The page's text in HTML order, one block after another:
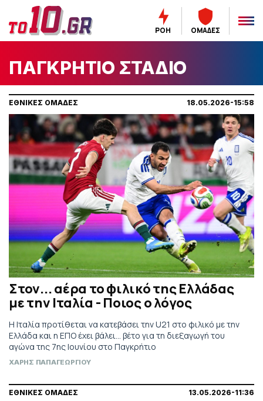
ΡΟΗ ΟΜΑΔΕΣ
ΠΑΓΚΡΗΤΙΟ ΣΤΑΔΙΟ
ΕΘΝΙΚΕΣ ΟΜΑΔΕΣ 18.05.2026-15:58
Στον... αέρα το φιλικό της Ελλάδας
με την Ιταλία - Ποιος ο λόγος
Η Ιταλία προτίθεται να κατεβάσει την U21 στο φιλικό με την
Ελλάδα και η ΕΠΟ έχει βάλει... βέτο για τη διεξαγωγή του
αγώνα της 7ης Ιουνίου στο Παγκρήτιο
ΧΑΡΗΣ ΠΑΠΑΓΕΩΡΓΙΟΥ
ΕΘΝΙΚΕΣ ΟΜΑΔΕΣ 13.05.2026-11:36